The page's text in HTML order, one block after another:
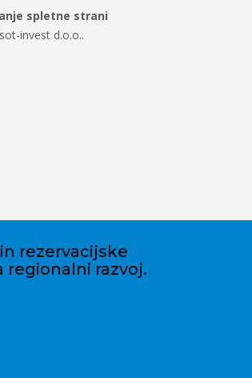
spletne strani
invest d.o.o..
rezervacijske
regionalni razvoj.